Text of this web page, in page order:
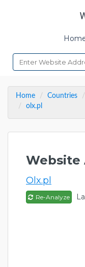
Home Countries
olx.pl
Website
Olx.pl
Re-Analyze